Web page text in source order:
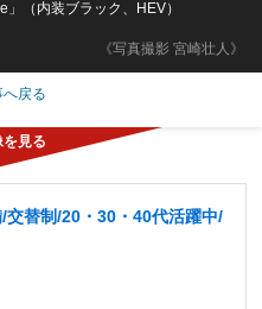
《写真撮影 宮崎壮人》
（内装ブラック、HEV）
へ戻る
替制/20・30・40代活躍中/